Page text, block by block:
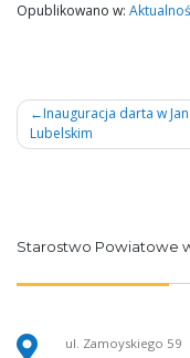
Opublikowano w:
Nawigacja
wpisu
Inauguracja darta w
Lubelskim
Starostwo Powiatowe
ul. Zamoyskiego 59